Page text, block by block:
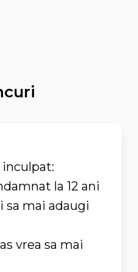
la 12 ani
sa mai adaugi
vrea sa mai